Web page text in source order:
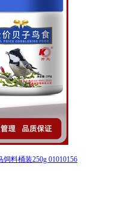
料桶装250g 01010156